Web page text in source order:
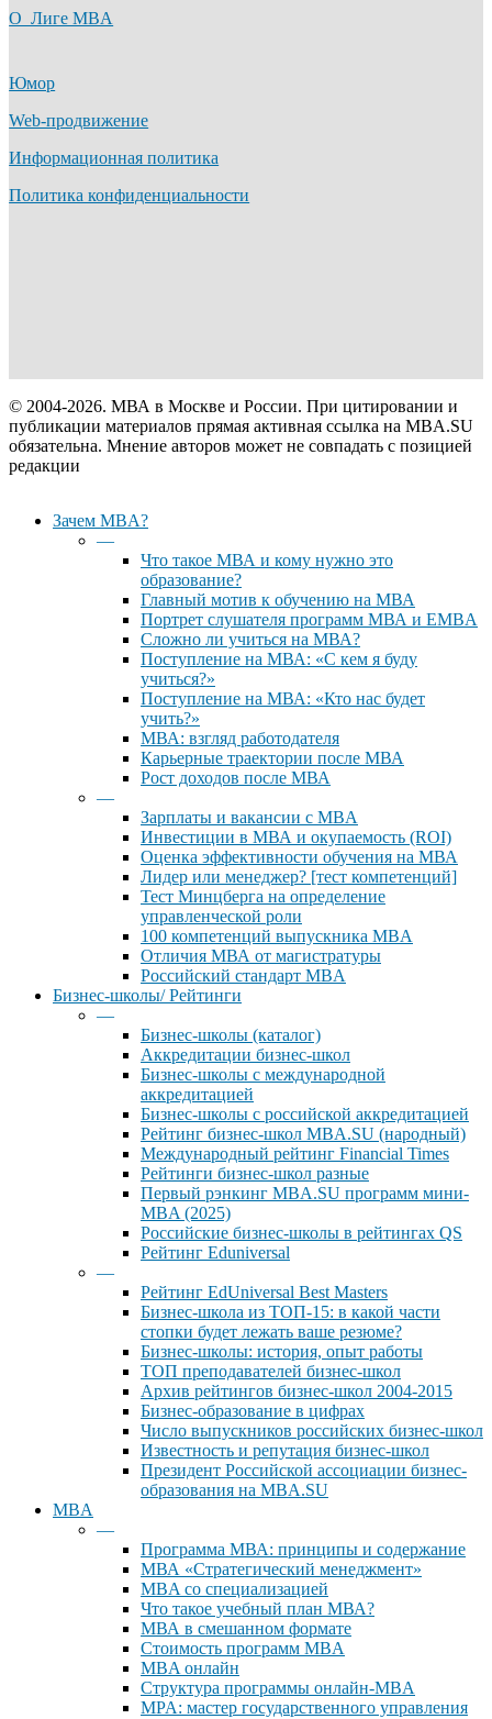
О Лиге MBA
Юмор
Web-продвижение
Информационная политика
Политика конфиденциальности
© 2004-2026. МВА в Москве и России. При цитировании и
публикации материалов прямая активная ссылка на MBA.SU
обязательна. Мнение авторов может не совпадать с позицией
редакции
Close
Зачем MBA?
—
Что такое МВА и кому нужно это
образование?
Главный мотив к обучению на МВА
Портрет слушателя программ МВА и EMBA
Сложно ли учиться на МВА?
Поступление на МВА: «С кем я буду
учиться?»
Поступление на МВА: «Кто нас будет
учить?»
МВА: взгляд работодателя
Карьерные траектории после МВА
Рост доходов после МВА
—
Зарплаты и вакансии с MBA
Инвестиции в МВА и окупаемость (ROI)
Оценка эффективности обучения на МВА
Лидер или менеджер? [тест компетенций]
Тест Минцберга на определение
управленческой роли
100 компетенций выпускника MBA
Отличия МВА от магистратуры
Российский стандарт MBA
Бизнес-школы/ Рейтинги
—
Бизнес-школы (каталог)
Аккредитации бизнес-школ
Бизнес-школы с международной
аккредитацией
Бизнес-школы с российской аккредитацией
Рейтинг бизнес-школ MBA.SU (народный)
Международный рейтинг Financial Times
Рейтинги бизнес-школ разные
Первый рэнкинг MBA.SU программ мини-
MBA (2025)
Российские бизнес-школы в рейтингах QS
Рейтинг Eduniversal
—
Рейтинг EdUniversal Best Masters
Бизнес-школа из ТОП-15: в какой части
стопки будет лежать ваше резюме?
Бизнес-школы: история, опыт работы
ТОП преподавателей бизнес-школ
Архив рейтингов бизнес-школ 2004-2015
Бизнес-образование в цифрах
Число выпускников российских бизнес-школ
Известность и репутация бизнес-школ
Президент Российской ассоциации бизнес-
образования на MBA.SU
MBA
—
Программа МВА: принципы и содержание
МВА «Cтратегический менеджмент»
MBA со специализацией
Что такое учебный план МВА?
МВА в смешанном формате
Стоимость программ MBA
MBA онлайн
Cтруктура программы онлайн-MBA
MPA: мастер государственного управления